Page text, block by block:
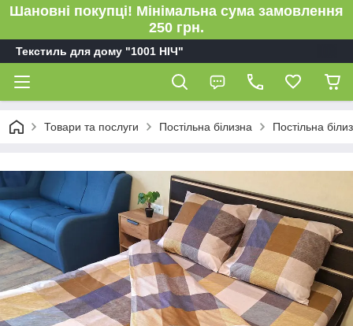
Шановні покупці! Мінімальна сума замовлення
250 грн.
Текстиль для дому "1001 НІЧ"
Товари та послуги Постільна білизна Постільна